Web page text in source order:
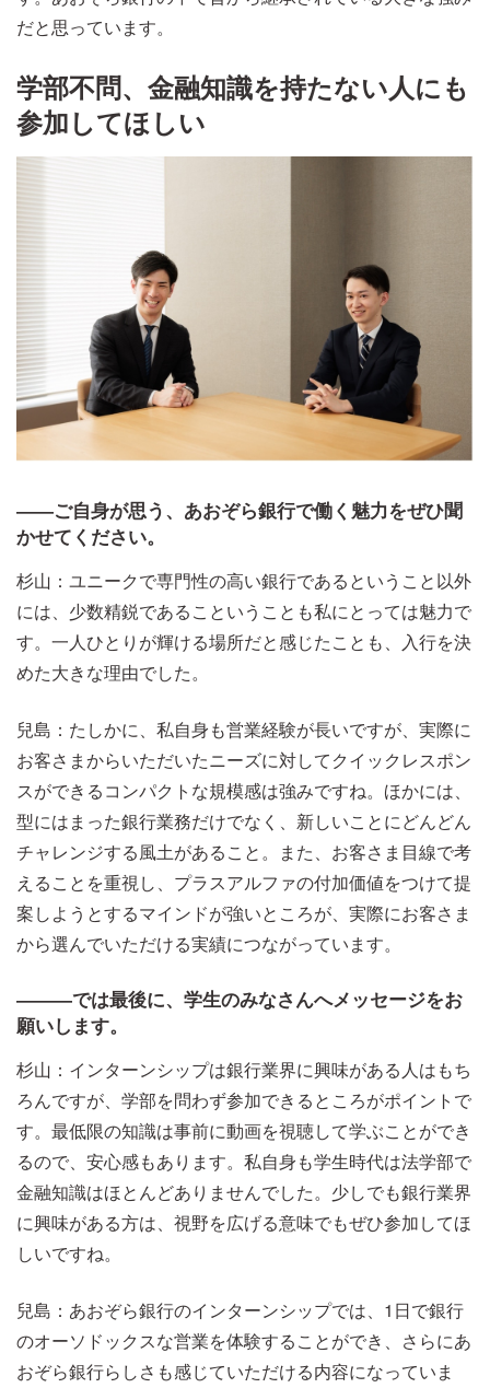
だと思っています。
学部不問、金融知識を持たない人にも
参加してほしい
――ご自身が思う、あおぞら銀行で働く魅力をぜひ聞
かせてください。
杉山：ユニークで専門性の高い銀行であるということ以外
には、少数精鋭であるこということも私にとっては魅力で
す。一人ひとりが輝ける場所だと感じたことも、入行を決
めた大きな理由でした。
兒島：たしかに、私自身も営業経験が長いですが、実際に
お客さまからいただいたニーズに対してクイックレスポン
スができるコンパクトな規模感は強みですね。ほかには、
型にはまった銀行業務だけでなく、新しいことにどんどん
チャレンジする風土があること。また、お客さま目線で考
えることを重視し、プラスアルファの付加価値をつけて提
案しようとするマインドが強いところが、実際にお客さま
から選んでいただける実績につながっています。
―――では最後に、学生のみなさんへメッセージをお
願いします。
杉山：インターンシップは銀行業界に興味がある人はもち
ろんですが、学部を問わず参加できるところがポイントで
す。最低限の知識は事前に動画を視聴して学ぶことができ
るので、安心感もあります。私自身も学生時代は法学部で
金融知識はほとんどありませんでした。少しでも銀行業界
に興味がある方は、視野を広げる意味でもぜひ参加してほ
しいですね。
兒島：あおぞら銀行のインターンシップでは、1日で銀行
のオーソドックスな営業を体験することができ、さらにあ
おぞら銀行らしさも感じていただける内容になっていま